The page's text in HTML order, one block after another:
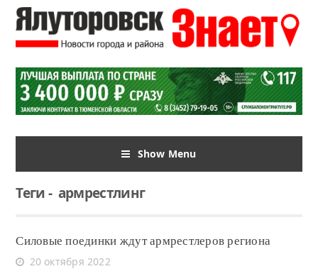
Show Menu
Теги-армрестлинг
Силовые поединки ждут армрестлеров региона
20 октября 2022